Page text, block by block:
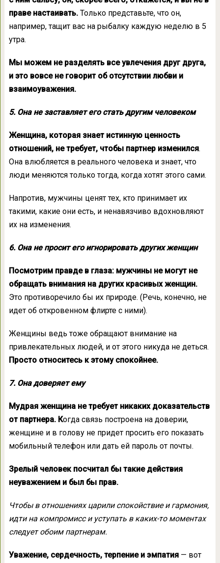
праве настаивать. Только представьте, что он,
например, тащит вас на рыбалку каждую неделю в 5
утра.
Мы можем не разделять все увлечения друг друга,
и это вовсе не говорит об отсутствии любви и
взаимоуважения.
5. Она не заставляет его стать другим человеком
Женщина, которая знает истинную ценность
отношений, не требует, чтобы партнер изменился.
Она влюбляется в реального человека и знает, что
люди меняются только тогда, когда хотят этого сами.
Напротив, мужчины ценят тех, кто принимает их
такими, какие они есть, и ненавязчиво вдохновляют
их на изменения.
6. Она не просит его игнорировать других женщин
Посмотрим правде в глаза: мужчины не могут не
обращать внимания на других красивых женщин.
Это противоречило бы их природе. (Речь, конечно, не
идет об откровенном флирте с ними).
Женщины ведь тоже обращают внимание на
привлекательных людей, и от этого никуда не деться.
Просто относитесь к этому спокойнее.
7. Она доверяет ему
Мудрая женщина не требует никаких доказательств
от партнера. Когда связь построена на доверии,
женщине и в голову не придет просить его показать
мобильный телефон или дать ей пароль от почты.
Зрелый человек посчитал бы такие действия
неуважением и был бы прав.
Чтобы в отношениях царили спокойствие и гармония,
идти на компромисс и уступать в каких-то моментах
следует обоим партнерам.
Уважение, сердечность, терпение и эмпатия— вот